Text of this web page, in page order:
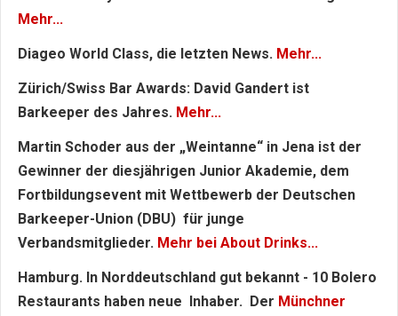
Mehr...
Diageo World Class, die letzten News. Mehr...
Zürich/Swiss Bar Awards: David Gandert ist
Barkeeper des Jahres. Mehr...
Martin Schoder aus der „Weintanne“ in Jena ist der
Gewinner der diesjährigen Junior Akademie, dem
Fortbildungsevent mit Wettbewerb der Deutschen
Barkeeper-Union (DBU) für junge
Verbandsmitglieder. Mehr bei About Drinks...
Hamburg. In Norddeutschland gut bekannt - 10 Bolero
Restaurants haben neue Inhaber. Der Münchner